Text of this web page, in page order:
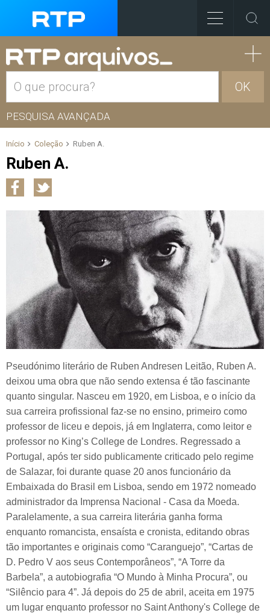
OK
PESQUISA AVANÇADA
Início Coleção Ruben A.
Ruben A.
Pseudónimo literário de Ruben Andresen Leitão, Ruben A.
deixou uma obra que não sendo extensa é tão fascinante
quanto singular. Nasceu em 1920, em Lisboa, e o início da
sua carreira profissional faz-se no ensino, primeiro como
professor de liceu e depois, já em Inglaterra, como leitor e
professor no King’s College de Londres. Regressado a
Portugal, após ter sido publicamente criticado pelo regime
de Salazar, foi durante quase 20 anos funcionário da
Embaixada do Brasil em Lisboa, sendo em 1972 nomeado
administrador da Imprensa Nacional - Casa da Moeda.
Paralelamente, a sua carreira literária ganha forma
enquanto romancista, ensaísta e cronista, editando obras
tão importantes e originais como “Caranguejo”, “Cartas de
D. Pedro V aos seus Contemporâneos”, “A Torre da
Barbela”, a autobiografia “O Mundo à Minha Procura”, ou
“Silêncio para 4”. Já depois do 25 de abril, aceita em 1975
um lugar enquanto professor no Saint Anthony's College de